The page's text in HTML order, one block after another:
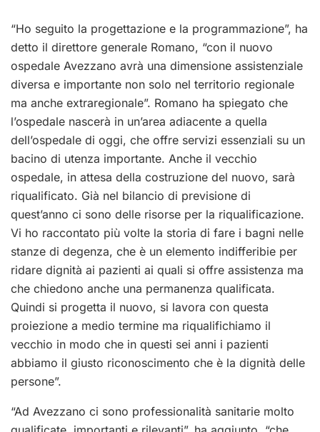
“Ho seguito la progettazione e la programmazione”, ha
detto il direttore generale Romano, “con il nuovo
ospedale Avezzano avrà una dimensione assistenziale
diversa e importante non solo nel territorio regionale
ma anche extraregionale”. Romano ha spiegato che
l’ospedale nascerà in un’area adiacente a quella
dell’ospedale di oggi, che offre servizi essenziali su un
bacino di utenza importante. Anche il vecchio
ospedale, in attesa della costruzione del nuovo, sarà
riqualificato. Già nel bilancio di previsione di
quest’anno ci sono delle risorse per la riqualificazione.
Vi ho raccontato più volte la storia di fare i bagni nelle
stanze di degenza, che è un elemento indifferibie per
ridare dignità ai pazienti ai quali si offre assistenza ma
che chiedono anche una permanenza qualificata.
Quindi si progetta il nuovo, si lavora con questa
proiezione a medio termine ma riqualifichiamo il
vecchio in modo che in questi sei anni i pazienti
abbiamo il giusto riconoscimento che è la dignità delle
persone”.
“Ad Avezzano ci sono professionalità sanitarie molto